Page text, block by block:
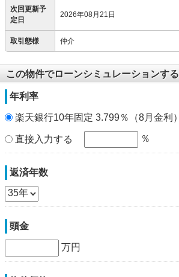
次回更新予
定日
2026年08月21日
取引態様 仲介
この物件でローンシミュレーションする
年利率
楽天銀行10年固定 3.799％（8月金利）
直接入力する ％
返済年数
頭金
万円